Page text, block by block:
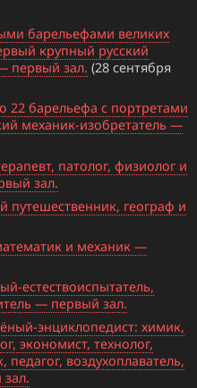
барельефами великих
крупный русский
первый зал. (28 сентября
22 барельефа с портретами
механик-изобретатель —
патолог, физиолог и
зал.
путешественник, географ и
и механик —
естествоиспытатель,
— первый зал.
энциклопедист: химик,
экономист, технолог,
педагог, воздухоплаватель,